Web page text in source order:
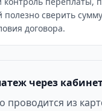
полезно сверить
договора.
через
проводится из